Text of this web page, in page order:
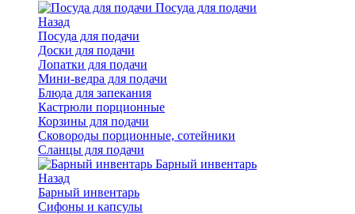
Посуда для подачи
Назад
Посуда для подачи
Доски для подачи
Лопатки для подачи
Мини-ведра для подачи
Блюда для запекания
Кастрюли порционные
Корзины для подачи
Сковороды порционные, сотейники
Сланцы для подачи
Барный инвентарь
Назад
Барный инвентарь
Сифоны и капсулы